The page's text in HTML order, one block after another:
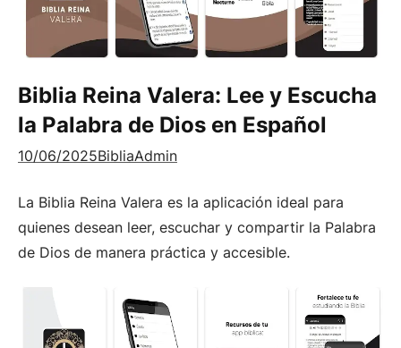
Biblia Reina Valera: Lee y Escucha
la Palabra de Dios en Español
10/06/2025BibliaAdmin
La Biblia Reina Valera es la aplicación ideal para
quienes desean leer, escuchar y compartir la Palabra
de Dios de manera práctica y accesible.